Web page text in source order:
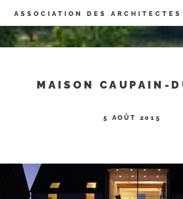
Panneau de gestion des cookies
ASSOCIATION DES
MAISON CAUPAIN-
5 AOÛT 2015